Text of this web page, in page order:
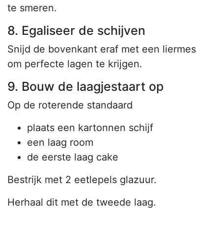
te smeren.
8. Egaliseer de schijven
Snijd de bovenkant eraf met een liermes
om perfecte lagen te krijgen.
9. Bouw de laagjestaart op
Op de roterende standaard
plaats een kartonnen schijf
een laag room
de eerste laag cake
Bestrijk met 2 eetlepels glazuur.
Herhaal dit met de tweede laag.